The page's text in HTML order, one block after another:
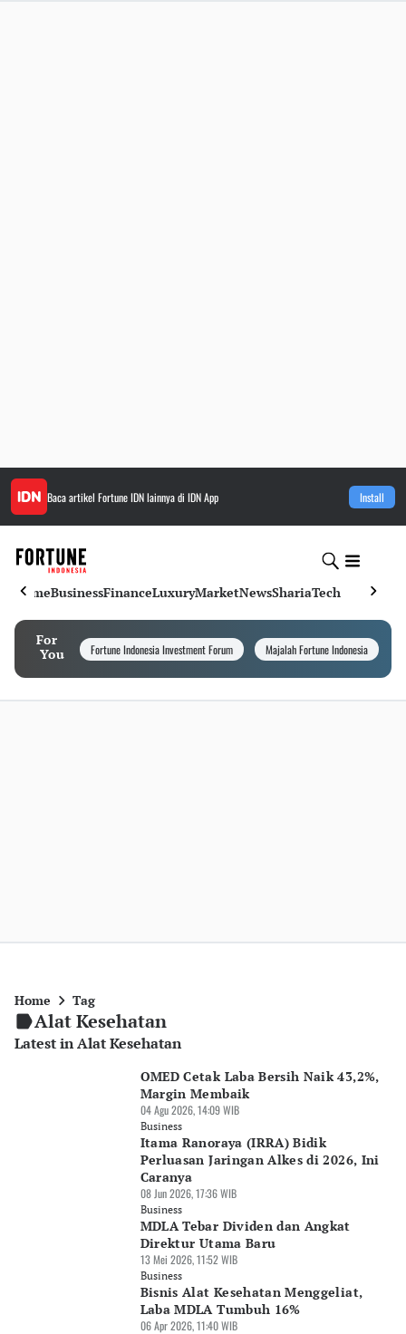
Baca artikel Fortune IDNlainnya di IDN App Install
HomeBusinessFinanceLuxuryMarketNewsShariaTech
For
You
Fortune Indonesia Investment Forum Majalah Fortune Indonesia
Home Tag
Alat Kesehatan
Latest in Alat Kesehatan
OMED Cetak Laba Bersih Naik 43,2%,
Margin Membaik
04 Agu 2026, 14:09 WIB
Business
Itama Ranoraya (IRRA) Bidik
Perluasan Jaringan Alkes di 2026, Ini
Caranya
08 Jun 2026, 17:36 WIB
Business
MDLA Tebar Dividen dan Angkat
Direktur Utama Baru
13 Mei 2026, 11:52 WIB
Business
Bisnis Alat Kesehatan Menggeliat,
Laba MDLA Tumbuh 16%
06 Apr 2026, 11:40 WIB